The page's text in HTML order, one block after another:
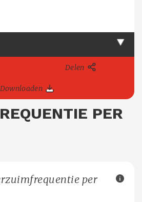
Delen
Downloaden
PER
per